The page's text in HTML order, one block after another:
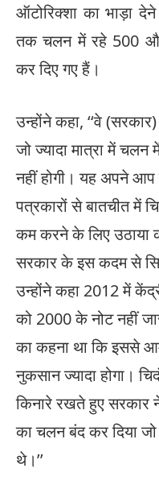
ऑटोरिक्शा का भाड़ा
तक चलन में रहे 500
कर दिए गए हैं।
उन्होंने कहा, ‘‘वे
जो ज्यादा मात्रा में
नहीं होगी। यह अपने आप
पत्रकारों से बातचीत में
कम करने के लिए उठाया
सरकार के इस कदम से
उन्होंने कहा 2012 में
को 2000 के नोट नहीं
का कहना था कि इससे
नुकसान ज्यादा होगा।
किनारे रखते हुए सरकार
का चलन बंद कर दिया जो
थे।’’